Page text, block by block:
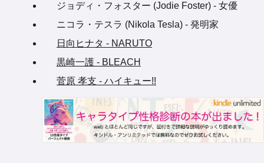
ジョディ・フォスター (Jodie Foster) - 女優
ニコラ・テスラ (Nikola Tesla) - 発明家
日向ヒナタ - NARUTO
黒崎一護 - BLEACH
菅原 孝支 - ハイキュー!!